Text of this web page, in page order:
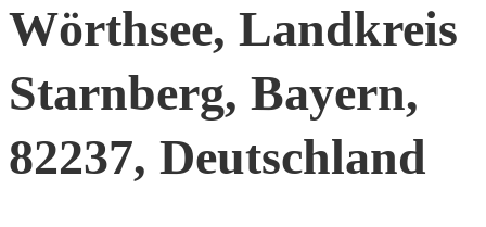
Wörthsee, Landkreis
Starnberg, Bayern,
82237, Deutschland